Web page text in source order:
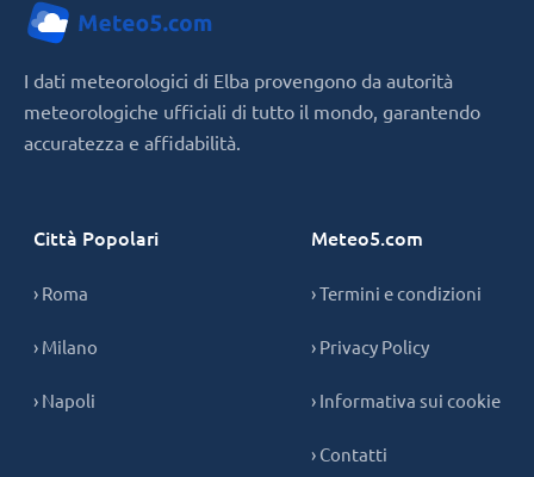
I dati meteorologici di Elba provengono da autorità
meteorologiche ufficiali di tutto il mondo, garantendo
accuratezza e affidabilità.
Città Popolari
› Roma
› Milano
› Napoli
Meteo5.com
› Termini e condizioni
› Privacy Policy
› Informativa sui cookie
› Contatti